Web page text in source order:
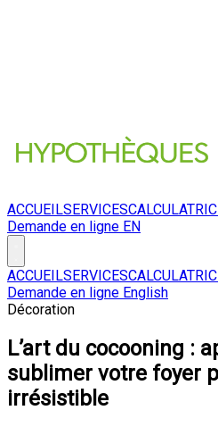
ACCUEILSERVICES
Demande en ligne EN
ACCUEILSERVICES
Demande en ligne English
Décoration
L’art du cocooning :
sublimer votre foyer
irrésistible